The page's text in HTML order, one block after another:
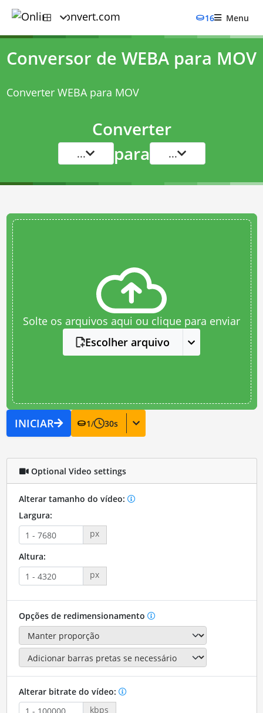
16 Menu
Conversor de WEBA para MOV
Converter WEBA para MOV
Converter
... para ...
Solte os arquivos aqui ou clique para enviar
Escolher arquivo
INICIAR 1/ 30s
Optional Video settings
Alterar tamanho do vídeo:
Largura:
px
Altura:
px
Opções de redimensionamento
Alterar bitrate do vídeo:
kbps